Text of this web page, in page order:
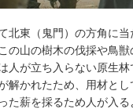
北東（鬼門）の方角に当
の山の樹木の伐採や鳥獣
人が立ち入らない原生林
解かれたため、用材とし
た薪を採るため人が入る